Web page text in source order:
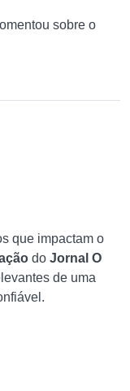
sobre o
que impactam o
do Jornal O
de uma